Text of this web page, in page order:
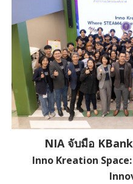
NIA จับมือ
Inno Kreation